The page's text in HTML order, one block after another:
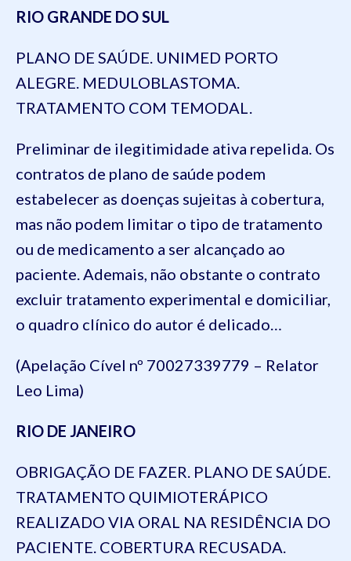
RIO GRANDE DO SUL
PLANO DE SAÚDE. UNIMED PORTO
ALEGRE. MEDULOBLASTOMA.
TRATAMENTO COM TEMODAL.
Preliminar de ilegitimidade ativa repelida. Os
contratos de plano de saúde podem
estabelecer as doenças sujeitas à cobertura,
mas não podem limitar o tipo de tratamento
ou de medicamento a ser alcançado ao
paciente. Ademais, não obstante o contrato
excluir tratamento experimental e domiciliar,
o quadro clínico do autor é delicado…
(Apelação Cível nº 70027339779 – Relator
Leo Lima)
RIO DE JANEIRO
OBRIGAÇÃO DE FAZER. PLANO DE SAÚDE.
TRATAMENTO QUIMIOTERÁPICO
REALIZADO VIA ORAL NA RESIDÊNCIA DO
PACIENTE. COBERTURA RECUSADA.